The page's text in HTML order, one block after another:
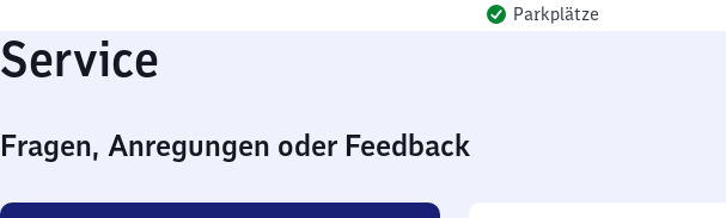
Parkplätze
Service
Fragen, Anregungen oder Feedback